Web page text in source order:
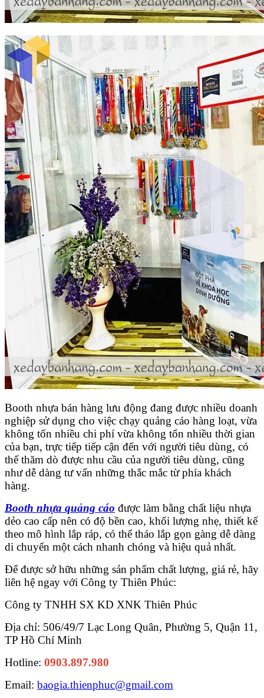
Booth nhựa bán hàng lưu động đang được nhiều doanh
nghiệp sử dụng cho việc chạy quảng cáo hàng loạt, vừa
không tốn nhiều chi phí vừa không tốn nhiều thời gian
của bạn, trực tiếp tiếp cận đến với người tiêu dùng, có
thể thăm dò được nhu cầu của người tiêu dùng, cũng
như dễ dàng tư vấn những thắc mắc từ phía khách
hàng.
Booth nhựa quảng cáo được làm bằng chất liệu nhựa
dẻo cao cấp nên có độ bền cao, khối lượng nhẹ, thiết kế
theo mô hình lắp ráp, có thể tháo lắp gọn gàng dễ dàng
di chuyển một cách nhanh chóng và hiệu quả nhất.
Để được sở hữu những sản phẩm chất lượng, giá rẻ, hãy
liên hệ ngay với Công ty Thiên Phúc:
Công ty TNHH SX KD XNK Thiên Phúc
Địa chỉ: 506/49/7 Lạc Long Quân, Phường 5, Quận 11,
TP Hồ Chí Minh
Hotline: 0903.897.980
Email: baogia.thienphuc@gmail.com